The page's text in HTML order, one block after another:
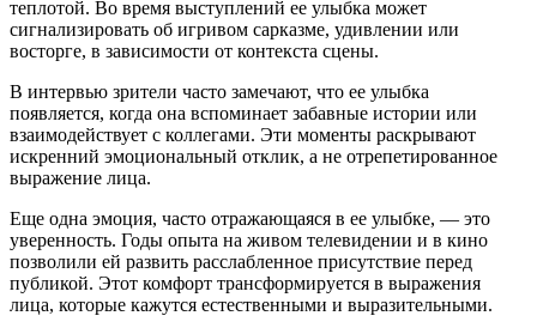
теплотой. Во время выступлений ее улыбка может
сигнализировать об игривом сарказме, удивлении или
восторге, в зависимости от контекста сцены.
В интервью зрители часто замечают, что ее улыбка
появляется, когда она вспоминает забавные истории или
взаимодействует с коллегами. Эти моменты раскрывают
искренний эмоциональный отклик, а не отрепетированное
выражение лица.
Еще одна эмоция, часто отражающаяся в ее улыбке, — это
уверенность. Годы опыта на живом телевидении и в кино
позволили ей развить расслабленное присутствие перед
публикой. Этот комфорт трансформируется в выражения
лица, которые кажутся естественными и выразительными.